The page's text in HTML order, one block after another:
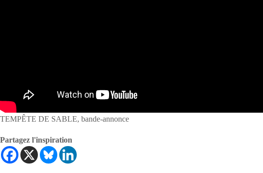
TEMPÊTE DE SABLE, bande-annonce
Partagez l'inspiration